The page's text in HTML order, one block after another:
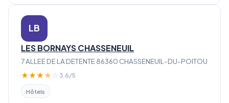
LB
LES BORNAYS CHASSENEUIL
7 ALLEE DE LA DETENTE 86360 CHASSENEUIL-DU-POITOU
★★★★ ☆ 3.6/5
Hôtels